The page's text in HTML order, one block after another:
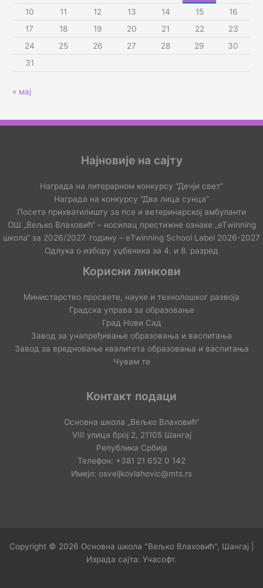
10
11 12 13 14 15
16
17
18 19 20 21 22
23
24
25 26 27 28 29
30
31
« мај
Најновије на сајту
Награда на литерарном конкурсу “Дечји свет”
Награда на конкурсу “Два лица сунца”
Посета прихватилишту за псе и ветеринарској амбуланти
ОШ „Вељко Влаховић“ – носилац престижне ознаке „еТwinning
школа“ за 2026/2027. годину – еTwinning School Label 2026-2027
Одлука о избору уџбеника за 4. и 8. разред
Корисни линкови
Министарство просвете, науке и технолошког развоја
Градска управа за образовање
Град Нови Сад
Завод за унапређивање образовања и васпитања
Завод за вредновање квалитета образовања и васпитања
Чувам те
Контакт подаци
Основна школа „Вељко Влаховић“
VIII улица број 2, 21105 Шангај
Република Србија
Телефон: +381 21 652 0 142
Имејл: osveljkovlahovic@mts.rs
Copyright © 2026 Основна школа "Вељко Влаховић", Шангај |
Израда сајта: Учасофт.